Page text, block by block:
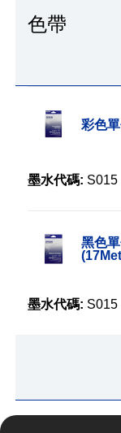
色帶
彩色
墨水代碼: S015
黑色
墨水代碼: S015